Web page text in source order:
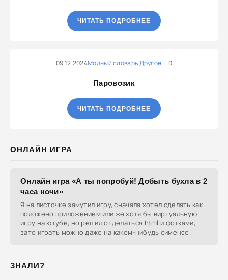
ЧИТАТЬ ПОДРОБНЕЕ
09.12.2024Модный словарьДругое 0
Паровозик
ЧИТАТЬ ПОДРОБНЕЕ
ОНЛАЙН ИГРА
Онлайн игра «А ты попробуй! Добыть бухла в 2
часа ночи»
Я на листочке замутил игру, сначала хотел сделать как
положено приложением или же хотя бы виртуальную
игру на ютубе, но решил отделаться html и фотками,
зато играть можно даже на каком-нибудь сименсе.
ЗНАЛИ?